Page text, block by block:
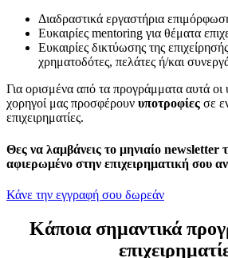
Διαδραστικά εργαστήρια
Ευκαιρίες mentoring για θέματα
Ευκαιρίες δικτύωσης της
χρηματοδότες, πελάτες ή/και
Για ορισμένα από τα προγράμματα αυτά οι
χορηγοί μας προσφέρουν υποτροφίες σε
επιχειρηματίες.
Θες να λαμβάνεις το μηνιαίο newsletter
αφιερωμένο στην επιχειρηματική σου
Κάνε την εγγραφή σου δωρεάν
Κάποια σημαντικά